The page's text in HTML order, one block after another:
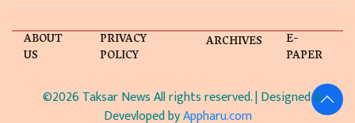
ABOUT
US
PRIVACY
POLICY
ARCHIVES E-
PAPER
©2026 Taksar News All rights reserved. | Designed &
Devevloped byAppharu.com